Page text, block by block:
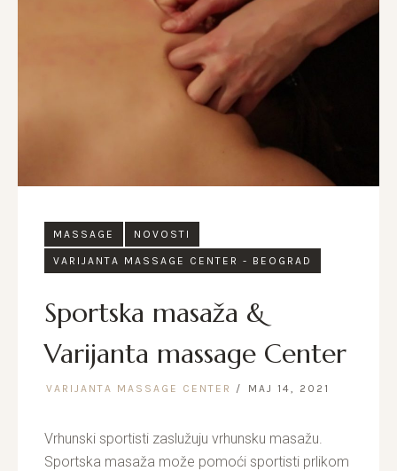
MASSAGE NOVOSTI
VARIJANTA MASSAGE CENTER - BEOGRAD
Sportska masaža &
Varijanta massage Center
VARIJANTA MASSAGE CENTER MAJ 14, 2021
Vrhunski sportisti zaslužuju vrhunsku masažu.
Sportska masaža može pomoći sportisti prlikom